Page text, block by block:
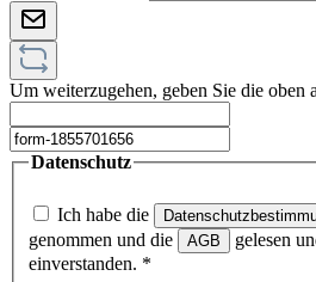
Um weiterzugehen, geben Sie die oben
Datenschutz
Ich habe die
genommen und die
AGB
gelesen
einverstanden. *